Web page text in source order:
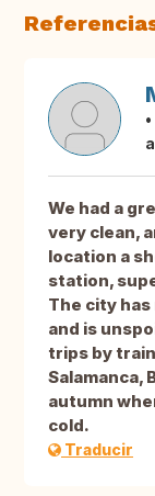
We had a
very clean,
location a
station,
The city
and is
trips by
Salamanca,
autumn
cold.
Traducir